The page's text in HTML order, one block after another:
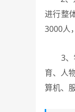
进行整
3000人
3、学
育、人
算机、